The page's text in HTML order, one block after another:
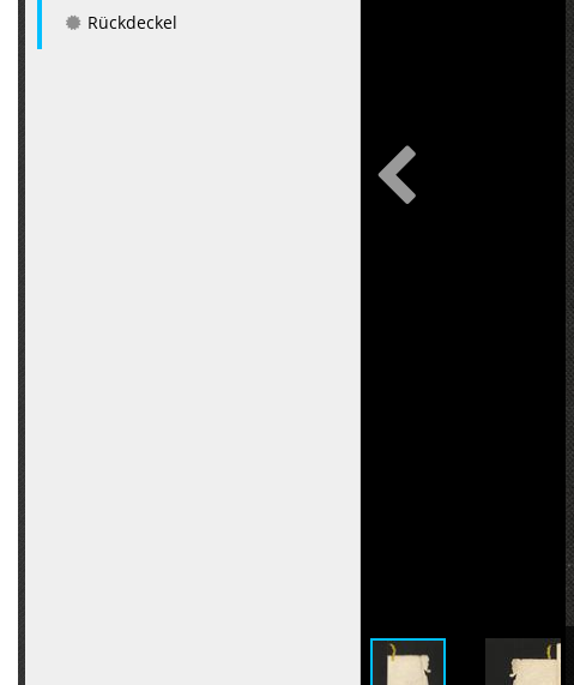
Rückdeckel